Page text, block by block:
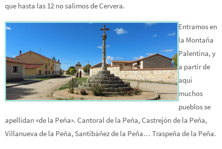
que hasta las 12 no salimos de Cervera.
Entramos en
la Montaña
Palentina, y
a partir de
aquí
muchos
pueblos se
apellidan «de la Peña». Cantoral de la Peña, Castrejón de la Peña,
Villanueva de la Peña, Santibáñez de la Peña… Traspeña de la Peña.